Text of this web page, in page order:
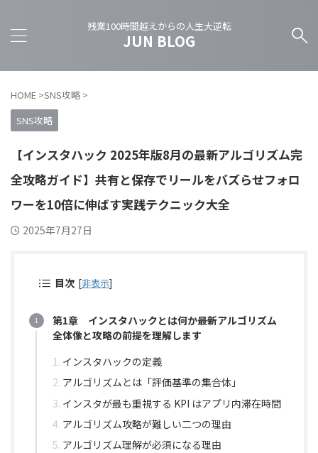
残業100時間越えからの人生大逆転
JUN BLOG
HOME >SNS攻略 >
SNS攻略
【インスタハック 2025年版8月の最新アルゴリズム完
全攻略ガイド】共有と保存でリールをバズらせフォロ
ワーを10倍に伸ばす実践テクニック大全
2025年7月27日
目次 [非表示]
第1章 インスタハックとは何か――最新アルゴリズム
全体像と攻略の前提を理解します
インスタハックの定義
アルゴリズムとは「評価基準の集合体」
インスタが最も重視する KPI はアプリ内滞在時間
アルゴリズム攻略が難しい二つの理由
アルゴリズム理解が必須になる理由